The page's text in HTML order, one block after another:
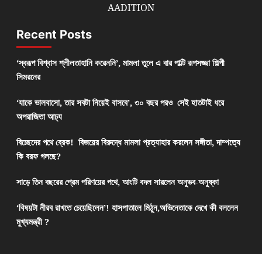
AADITION
Recent Posts
‘স্বরূপ বিশ্বাস শ্লীলতাহানি করেননি’, মামলা তুলে এ বার পাল্টি রূপসজ্জা শিল্পী
সিমরনের
‘যাকে ভালবাসো, তার সবটা নিয়েই বাসবে’, ৩০ বছর পরও সেই হাতটাই ধরে
অপরাজিতা আঢ্য
বিচ্ছেদের পথে ব্রেক! বিজয়ের বিরুদ্ধে মামলা প্রত্যাহার করলেন সঙ্গীতা, দাম্পত্যে
কি বরফ গলছে?
সাড়ে তিন বছরের প্রেম পরিণয়ের পথে, আংটি বদল সারলেন অনুভব-অনুষ্কা
‘বিষয়টা নীরব রাখতে চেয়েছিলেন’! হাসপাতালে মিঠুন,অভিনেতাকে দেখে কী বললেন
মুখ্যমন্ত্রী ?